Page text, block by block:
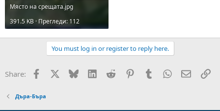
Място на срещата.jpg
391.5 KB · Прегледи: 112
You must log in or register to reply here.
Share: Facebook Bluesky LinkedInReddit PinterestTumblrWhatsApp
Email
Дъра-Бъра